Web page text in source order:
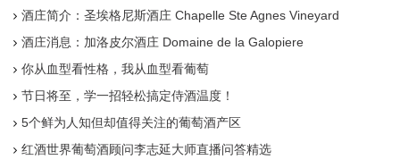
酒庄简介：圣埃格尼斯酒庄 Chapelle Ste Agnes Vineyard
酒庄消息：加洛皮尔酒庄 Domaine de la Galopiere
你从血型看性格，我从血型看葡萄
节日将至，学一招轻松搞定侍酒温度！
5个鲜为人知但却值得关注的葡萄酒产区
红酒世界葡萄酒顾问李志延大师直播问答精选